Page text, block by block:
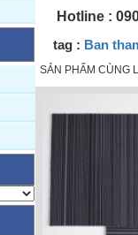
Hotline :
tag : Ban
SẢN PHẨM CÙNG